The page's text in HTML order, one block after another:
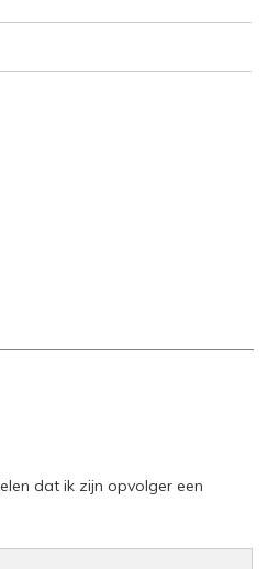
dat ik zijn opvolger een